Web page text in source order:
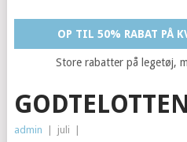
OP TIL 50% RABAT PÅ
Store rabatter på legetøj,
admin juli